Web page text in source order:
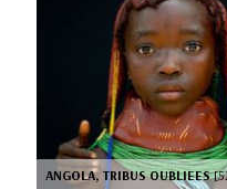
ANGOLA, TRIBUS OUBLIEES